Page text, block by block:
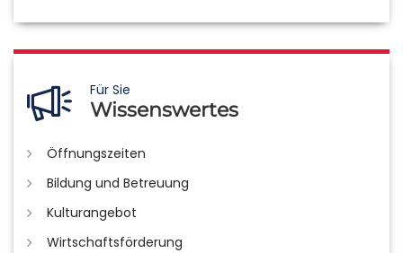
Für Sie
Wissenswertes
Öffnungszeiten
Bildung und Betreuung
Kulturangebot
Wirtschaftsförderung